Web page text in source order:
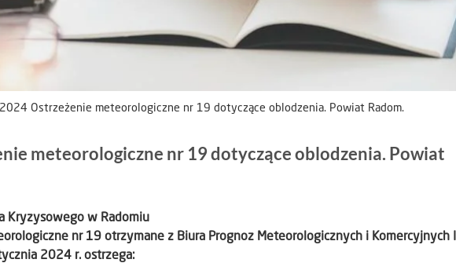
Ostrzeżenie meteorologiczne nr 19 dotyczące oblodzenia. Powiat Radom.
meteorologiczne nr 19 dotyczące oblodzenia. Powiat
Kryzysowego w Radomiu
nr 19 otrzymane z Biura Prognoz Meteorologicznych i Komercyjnych
2024 r. ostrzega: